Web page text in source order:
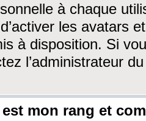
à chaque
les avatars
à disposition. Si
l’administrateur
est mon rang et